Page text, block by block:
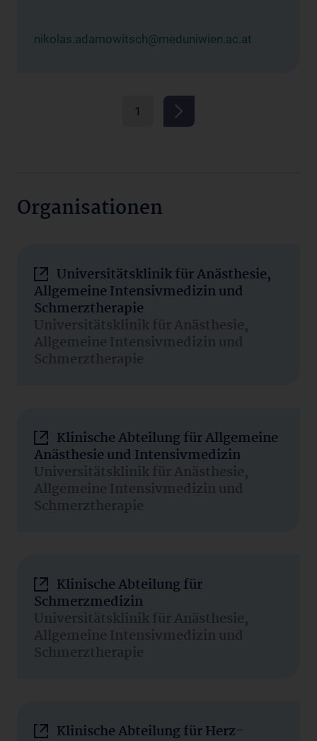
nikolas.adamowitsch@meduniwien.ac.at
1
Organisationen
Universitätsklinik für Anästhesie,
Allgemeine Intensivmedizin und
Schmerztherapie
Universitätsklinik für Anästhesie,
Allgemeine Intensivmedizin und
Schmerztherapie
Klinische Abteilung für Allgemeine
Anästhesie und Intensivmedizin
Universitätsklinik für Anästhesie,
Allgemeine Intensivmedizin und
Schmerztherapie
Klinische Abteilung für
Schmerzmedizin
Universitätsklinik für Anästhesie,
Allgemeine Intensivmedizin und
Schmerztherapie
Klinische Abteilung für Herz-